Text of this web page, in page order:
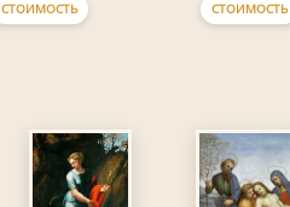
СТОИМОСТЬ СТОИМОСТЬ